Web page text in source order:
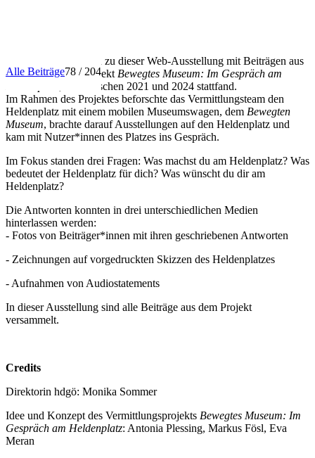
Herzlich willkommen zu dieser Web-Ausstellung mit Beiträgen aus
dem Vermittlungsprojekt Bewegtes Museum: Im Gespräch am
, das zwischen 2021 und 2024 stattfand.
Im Rahmen des Projektes beforschte das Vermittlungsteam den
Heldenplatz mit einem mobilen Museumswagen, dem Bewegten
Museum, brachte darauf Ausstellungen auf den Heldenplatz und
kam mit Nutzer*innen des Platzes ins Gespräch.
Im Fokus standen drei Fragen: Was machst du am Heldenplatz? Was
bedeutet der Heldenplatz für dich? Was wünscht du dir am
Heldenplatz?
Die Antworten konnten in drei unterschiedlichen Medien
hinterlassen werden:
- Fotos von Beiträger*innen mit ihren geschriebenen Antworten
- Zeichnungen auf vorgedruckten Skizzen des Heldenplatzes
- Aufnahmen von Audiostatements
In dieser Ausstellung sind alle Beiträge aus dem Projekt
versammelt.
Credits
Direktorin hdgö: Monika Sommer
Idee und Konzept des Vermittlungsprojekts Bewegtes Museum: Im
Gespräch am Heldenplatz: Antonia Plessing, Markus Fösl, Eva
Meran
Alle Beiträge78 / 204